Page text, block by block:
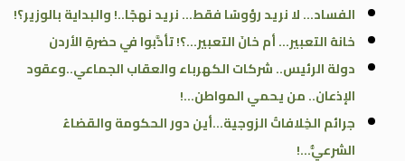
الفساد… لا نريد رؤوسًا فقط… نريد نهجًا..! والبداية بالوزير؟!
خانهُ التعبير… أم خانَ التعبير…؟! تأدَّبوا في حضرةِ الأردن
دولة الرئيس.. شركات الكهرباء والعقاب الجماعي..وعقود
الإذعان.. من يحمي المواطن…!
جرائم الخِلافاتُ الزوجية…أين دور الحكومة والقضاءُ
الشرعيُّ…!